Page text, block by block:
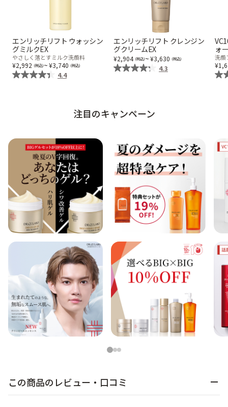
エンリッチリフト ウォッシン
グミルクEX
やさしく落とすミルク洗顔料
2,992 ~ 3,740
4.4
エンリッチリフト クレンジン
グクリームEX
2,904 ~ 3,630
4.3
ォ
洗顔
注目のキャンペーン
123
この商品のレビュー・口コミ